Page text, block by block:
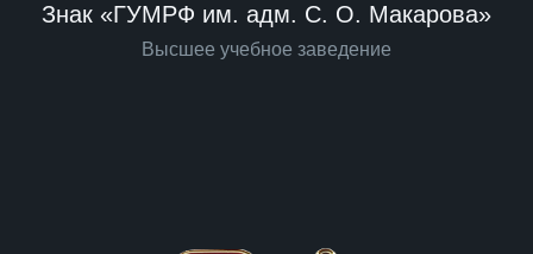
Знак «ГУМРФ им. адм. С. О. Макарова»
Высшее учебное заведение